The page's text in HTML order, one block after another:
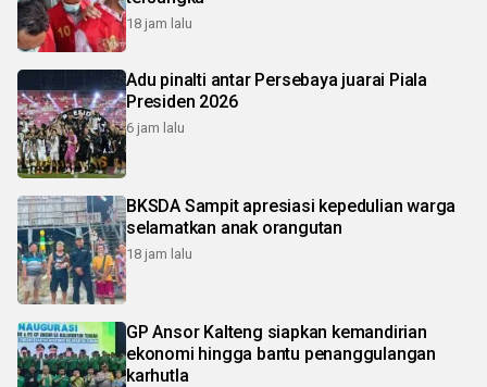
18 jam lalu
Adu pinalti antar Persebaya juarai Piala
Presiden 2026
6 jam lalu
BKSDA Sampit apresiasi kepedulian warga
selamatkan anak orangutan
18 jam lalu
GP Ansor Kalteng siapkan kemandirian
ekonomi hingga bantu penanggulangan
karhutla